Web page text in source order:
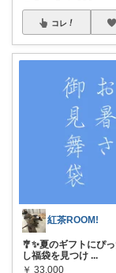
コレ
紅茶ROOM!
🎐✨夏のギフトにぴ
し福袋を見つけ ...
￥ 33,000